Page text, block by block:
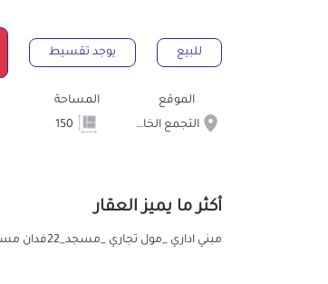
للبيع يوجد تقسيط
الموقع
التجمع الخامس الشويفات
المساحة
أكثر ما يميز العقار
مبني اداري _مول تجاري _مسجد_22فدان مساحات خضرا